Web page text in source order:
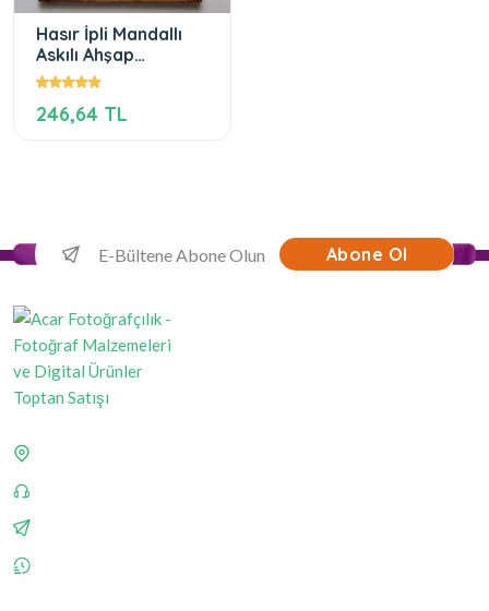
Hasır İpli Mandallı
Askılı Ahşap
Fotoğraf Çerçevesi
246,64 TL
Abone Ol